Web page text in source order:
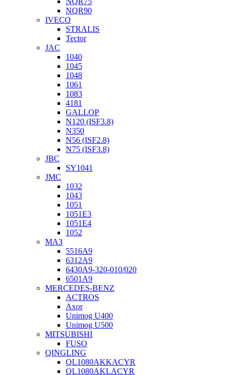
NQR90
IVECO
STRALIS
Tector
JAC
1040
1045
1048
1061
1083
4181
GALLOP
N120 (ISF3.8)
N350
N56 (ISF2.8)
N75 (ISF3.8)
JBC
SY1041
JMC
1032
1043
1051
1051Е3
1051Е4
1052
МАЗ
5516А9
6312А9
6430А9-320-010/020
6501А9
MERCEDES-BENZ
ACTROS
Axor
Unimog U400
Unimog U500
MITSUBISHI
FUSO
QINGLING
QL1080AKKACYR
QL1080AKLACYR